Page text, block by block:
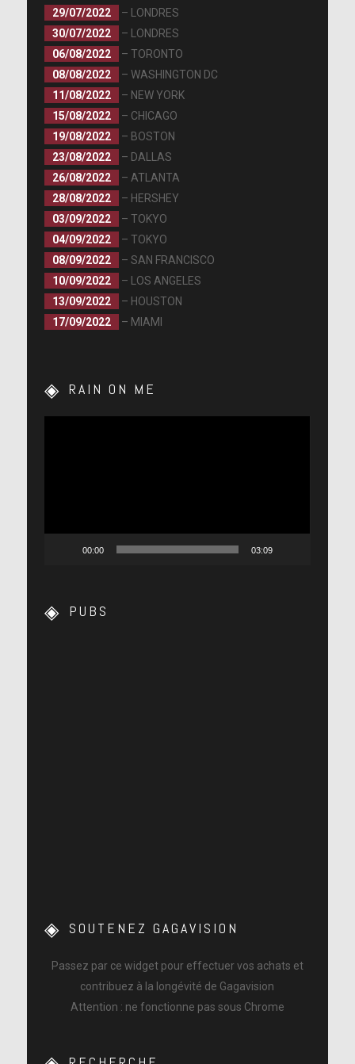
29/07/2022
– LONDRES
30/07/2022
– LONDRES
06/08/2022
– TORONTO
08/08/2022
– WASHINGTON DC
11/08/2022
– NEW YORK
15/08/2022
– CHICAGO
19/08/2022
– BOSTON
23/08/2022
– DALLAS
26/08/2022
– ATLANTA
28/08/2022
– HERSHEY
03/09/2022
– TOKYO
04/09/2022
– TOKYO
08/09/2022
– SAN FRANCISCO
10/09/2022
– LOS ANGELES
13/09/2022
– HOUSTON
17/09/2022
– MIAMI
RAIN ON ME
00:00 03:09
PUBS
SOUTENEZ GAGAVISION
Passez par ce widget pour effectuer vos achats et
contribuez à la longévité de Gagavision
Attention : ne fonctionne pas sous Chrome